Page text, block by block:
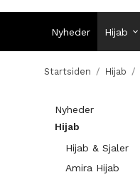
Nyheder Hijab
Startsiden / Hijab /
Nyheder
Hijab
Hijab & Sjaler
Amira Hijab